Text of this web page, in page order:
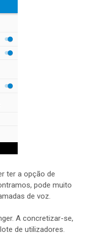
ter a opção de
pode muito
de voz.
A concretizar-se,
de utilizadores.